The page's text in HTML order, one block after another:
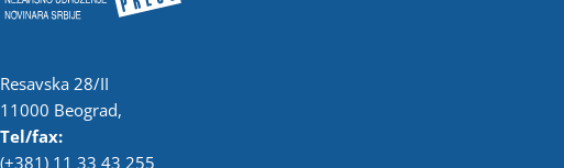
Resavska 28/II
11000 Beograd,
Tel/fax:
(+381) 11 33 43 255